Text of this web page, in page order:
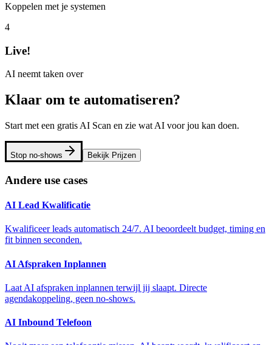
Koppelen met je systemen
4
Live!
AI neemt taken over
Klaar om te automatiseren?
Start met een gratis AI Scan en zie wat AI voor jou kan doen.
Stop no-shows Bekijk Prijzen
Andere use cases
AI Lead Kwalificatie
Kwalificeer leads automatisch 24/7. AI beoordeelt budget, timing en
fit binnen seconden.
AI Afspraken Inplannen
Laat AI afspraken inplannen terwijl jij slaapt. Directe
agendakoppeling, geen no-shows.
AI Inbound Telefoon